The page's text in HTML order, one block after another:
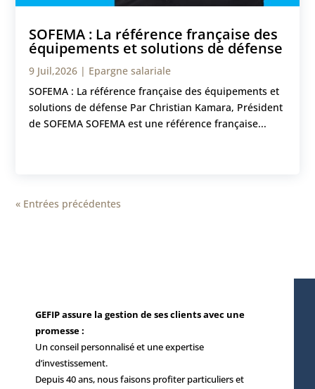
SOFEMA : La référence française des
équipements et solutions de défense
9 Juil,2026 | Epargne salariale
SOFEMA : La référence française des équipements et
solutions de défense Par Christian Kamara, Président
de SOFEMA SOFEMA est une référence française...
« Entrées précédentes
GEFIP assure la gestion de ses clients avec une
promesse :
Un conseil personnalisé et une expertise
d’investissement.
Depuis 40 ans, nous faisons profiter particuliers et